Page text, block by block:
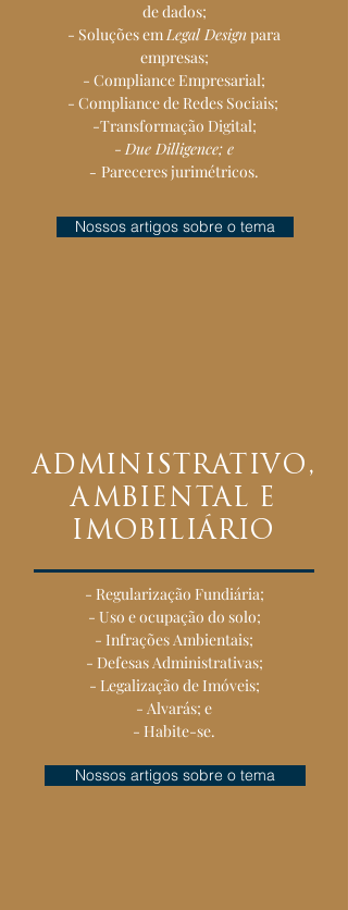
de dados;
- Soluções emLegal Design para
empresas;
- Compliance Empresarial;
- Compliance de Redes Sociais;
-Transformação Digital;
- Due Dilligence; e
- Pareceres jurimétricos.
Nossos artigos sobre o tema
ADMINISTRATIVO,
AMBIENTAL E
IMOBILIÁRIO
- Regularização Fundiária;
- Uso e ocupação do solo;
- Infrações Ambientais;
- Defesas Administrativas;
- Legalização de Imóveis;
- Alvarás; e
- Habite-se.
Nossos artigos sobre o tema